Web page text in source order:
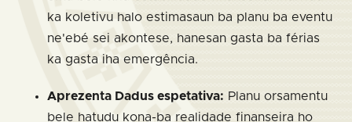
ka koletivu halo estimasaun ba planu ba eventu
ne'ebé sei akontese, hanesan gasta ba férias
ka gasta iha emergência.
Aprezenta Dadus espetativa: Planu orsamentu
bele hatudu kona-ba realidade finanseira ho